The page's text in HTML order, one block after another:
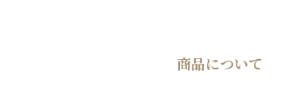
商品について